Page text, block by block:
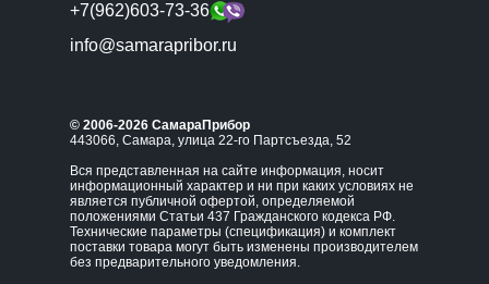
+7(962)603-73-36
info@samarapribor.ru
© 2006-2026 СамараПрибор
443066, Самара, улица 22-го Партсъезда, 52
Вся представленная на сайте информация, носит
информационный характер и ни при каких условиях не
является публичной офертой, определяемой
положениями Статьи 437 Гражданского кодекса РФ.
Технические параметры (спецификация) и комплект
поставки товара могут быть изменены производителем
без предварительного уведомления.